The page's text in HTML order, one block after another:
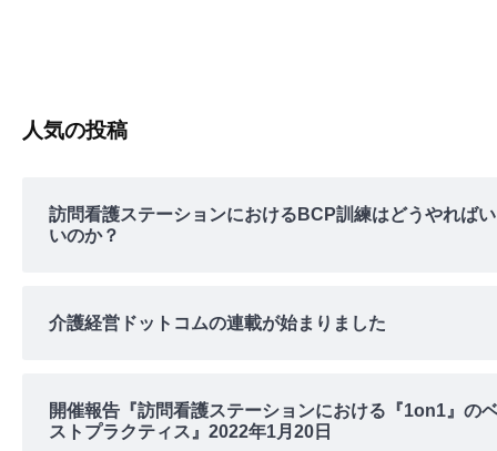
人気の投稿
訪問看護ステーションにおけるBCP訓練はどうやればい
いのか？
介護経営ドットコムの連載が始まりました
開催報告『訪問看護ステーションにおける『1on1』の
ストプラクティス』2022年1月20日